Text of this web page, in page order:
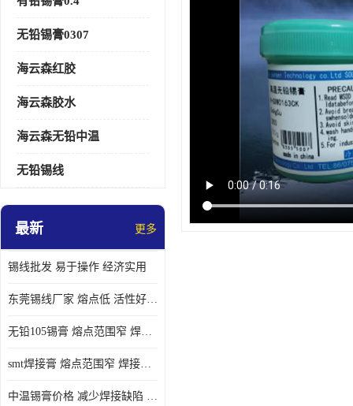
无铅锡膏0307
海云森红胶
海云森胶水
海云森无铅中温
无铅锡线
最新 更多
锡线批发 易于操作 经济实用
东莞锡线厂家 熔点低 活性好 提高产品质量
无铅105锡膏 熔点范围窄 焊点强度高 电气性能稳定
smt焊接膏 熔点范围窄 焊接温度低 使用寿命较长
中温锡膏价格 减少焊接缺陷 减少维护成本 抗氧化性能好